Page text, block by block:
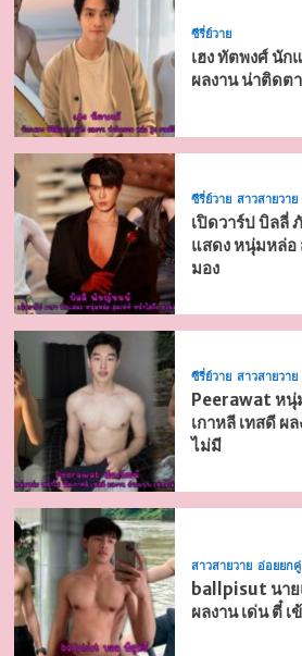
ซีรี่ย์วาย
เฮง ทัตพงศ์ นัก
ผลงาน น่าติดต
ซีรี่ย์วาย สาวสายวาย
เปิดวาร์ป บิลลี่
แสดง หนุ่มหล่อ
มอง
ซีรี่ย์วาย สาวสายวาย
Peerawat หนุ่
เกาหลี เทสดี ผ
ไม่มี
สาวสายวาย อ่อยยกคู่
ballpisut นา
ผลงาน เด่น ตี๋ เ